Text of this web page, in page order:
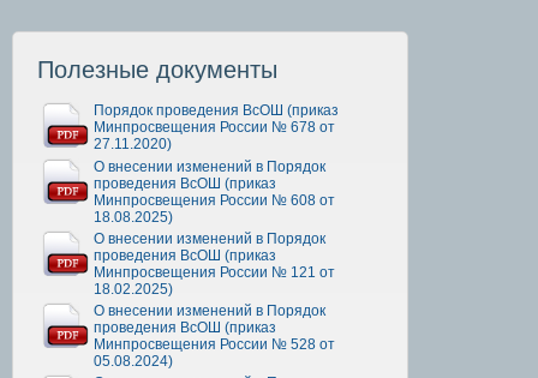
Полезные документы
Порядок проведения ВсОШ (приказ
Минпросвещения России № 678 от
27.11.2020)
О внесении изменений в Порядок
проведения ВсОШ (приказ
Минпросвещения России № 608 от
18.08.2025)
О внесении изменений в Порядок
проведения ВсОШ (приказ
Минпросвещения России № 121 от
18.02.2025)
О внесении изменений в Порядок
проведения ВсОШ (приказ
Минпросвещения России № 528 от
05.08.2024)